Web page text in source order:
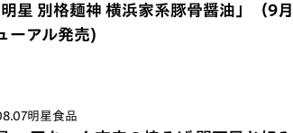
星 別格麺神 横浜家系豚骨醤油」（9
ーアル発売)
明星食品